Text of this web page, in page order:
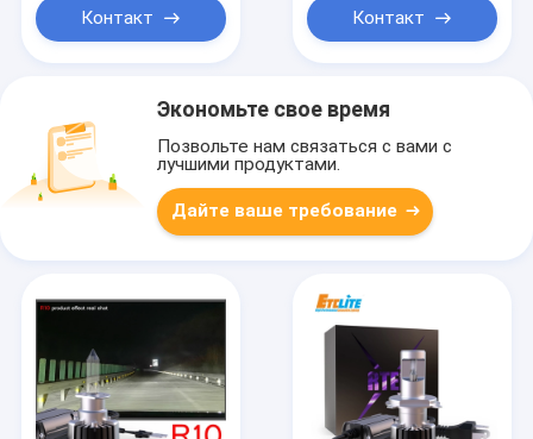
Контакт Контакт
Экономьте свое время
Позвольте нам связаться с вами с
лучшими продуктами.
Дайте ваше требование